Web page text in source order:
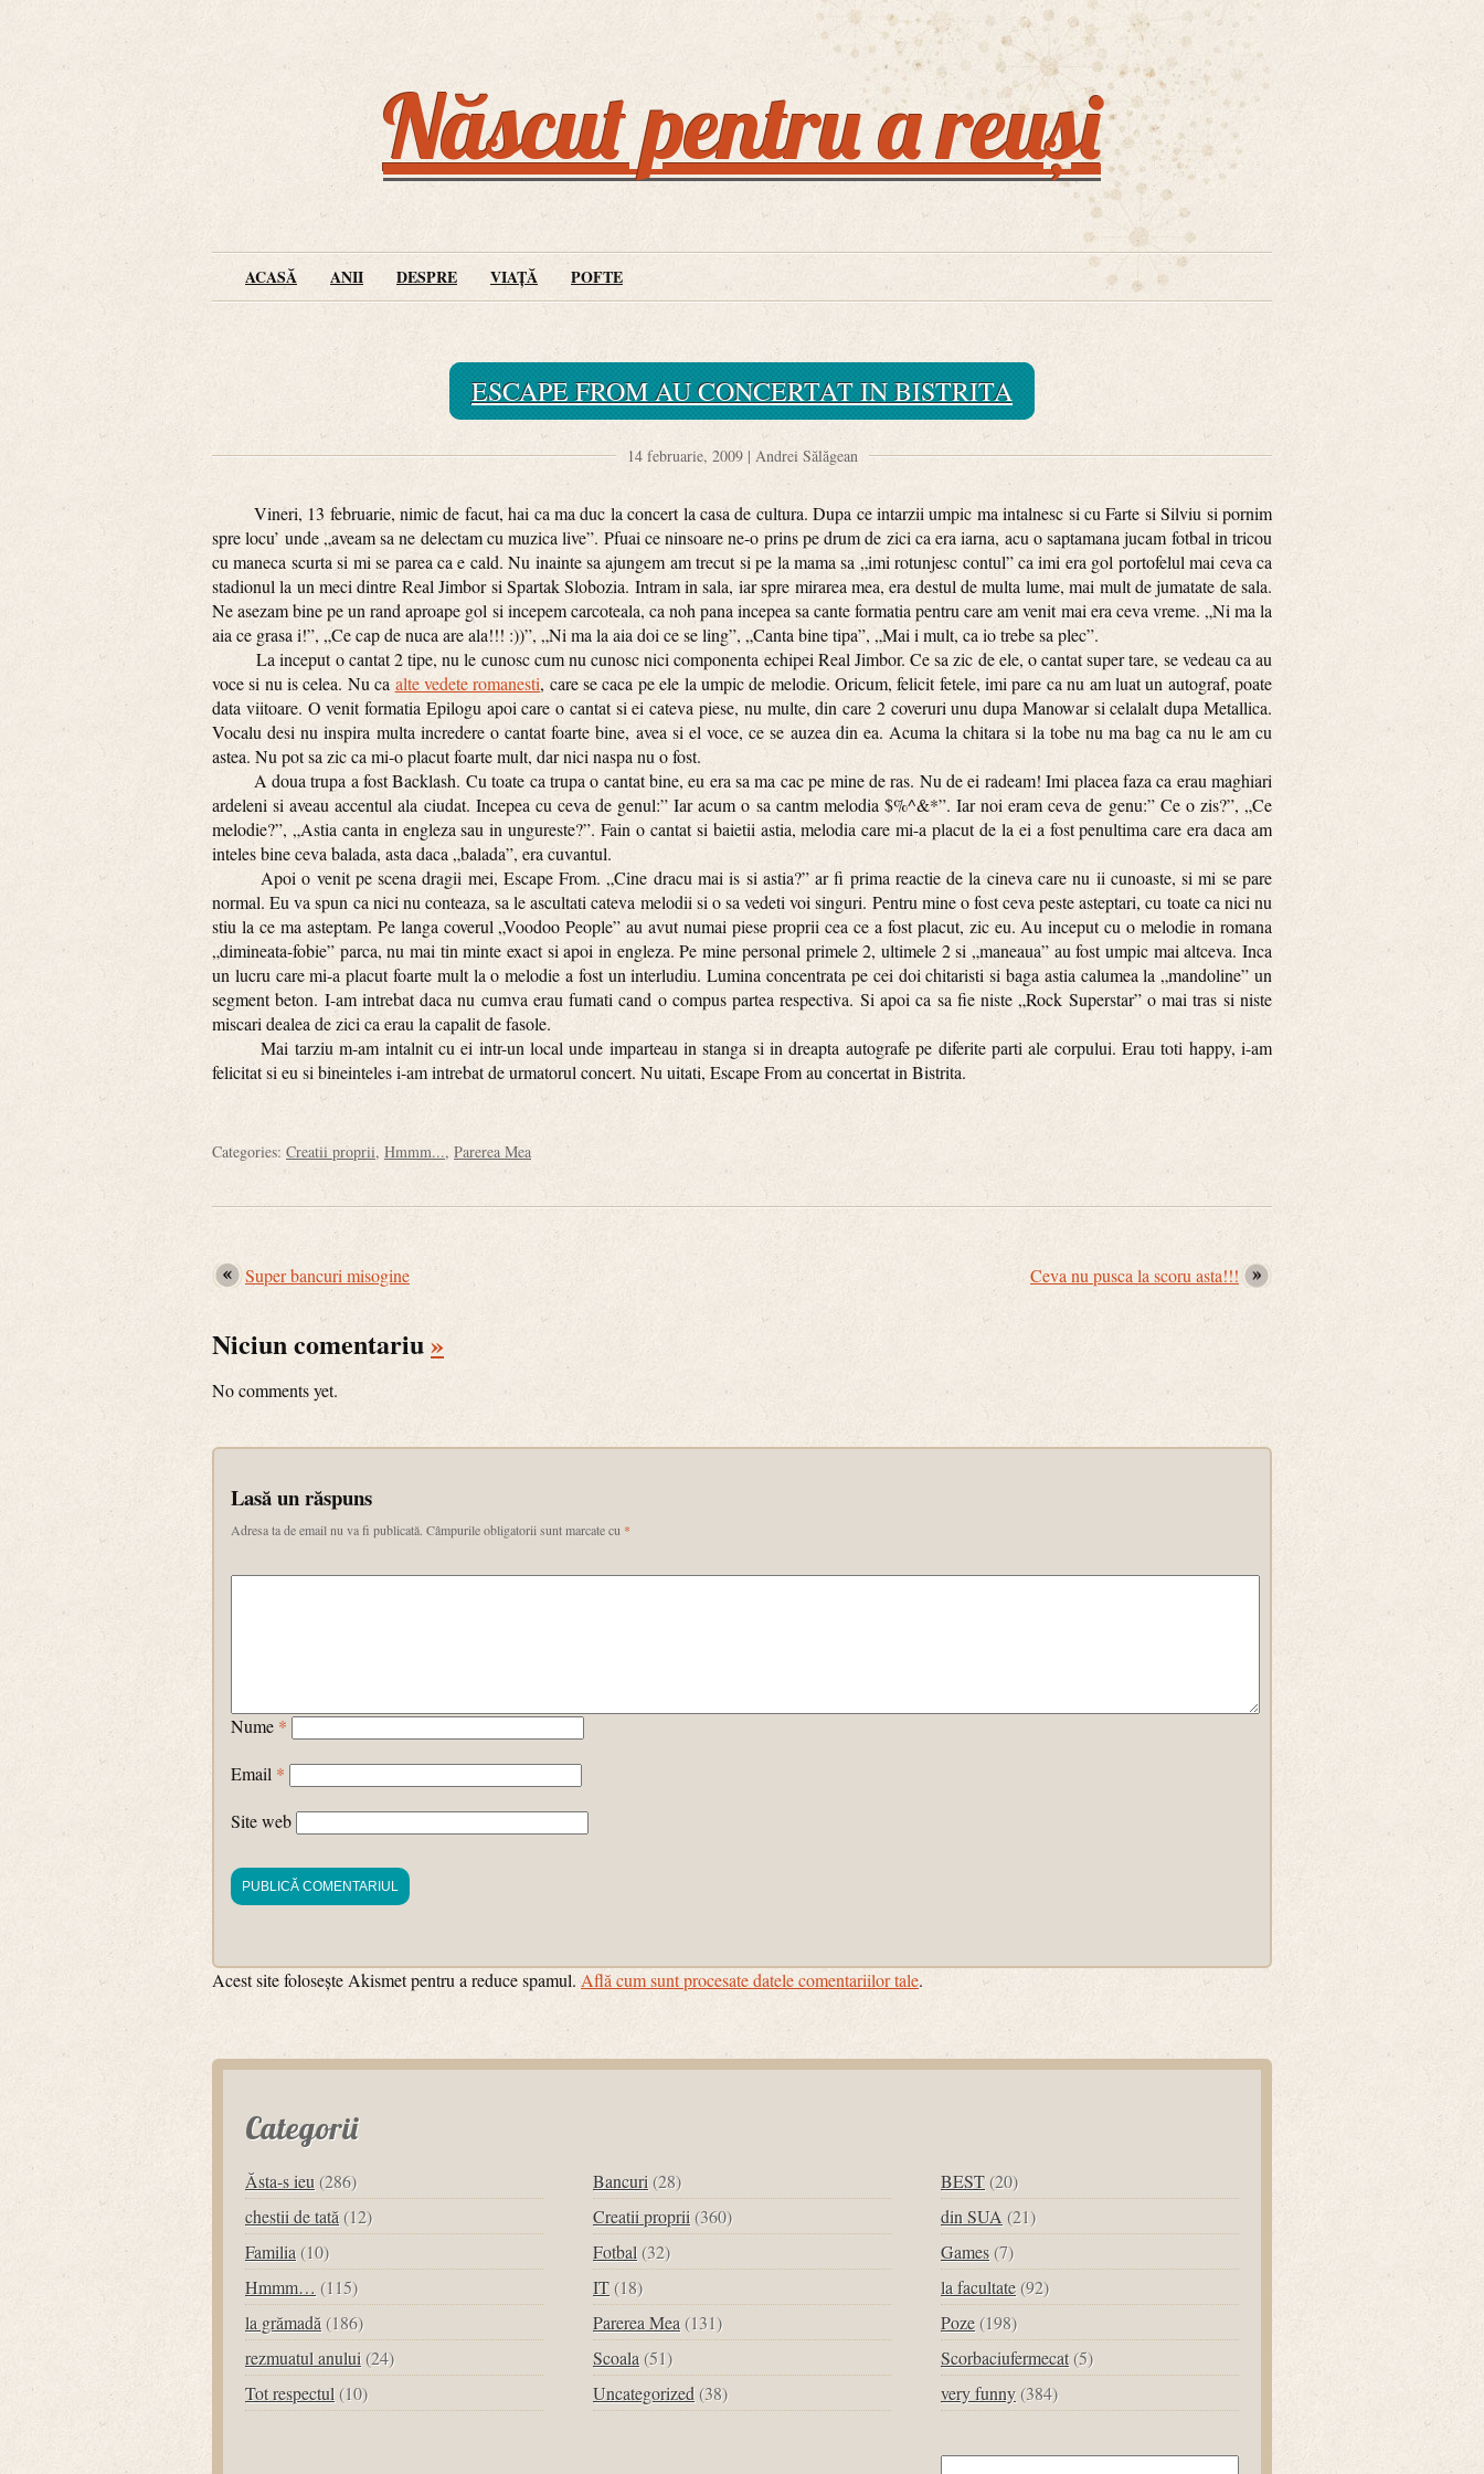
Născut pentru a reuși
ACASĂ ANII DESPRE VIAȚĂ POFTE
ESCAPE FROM AU CONCERTAT IN BISTRITA
14 februarie, 2009 | Andrei Sălăgean
Vineri, 13 februarie, nimic de facut, hai ca ma duc la concert la casa de cultura. Dupa ce intarzii umpic ma intalnesc si cu Farte si Silviu si pornim
spre locu’ unde „aveam sa ne delectam cu muzica live”. Pfuai ce ninsoare ne-o prins pe drum de zici ca era iarna, acu o saptamana jucam fotbal in tricou
cu maneca scurta si mi se parea ca e cald. Nu inainte sa ajungem am trecut si pe la mama sa „imi rotunjesc contul” ca imi era gol portofelul mai ceva ca
stadionul la un meci dintre Real Jimbor si Spartak Slobozia. Intram in sala, iar spre mirarea mea, era destul de multa lume, mai mult de jumatate de sala.
Ne asezam bine pe un rand aproape gol si incepem carcoteala, ca noh pana incepea sa cante formatia pentru care am venit mai era ceva vreme. „Ni ma la
aia ce grasa i!”, „Ce cap de nuca are ala!!! :))”, „Ni ma la aia doi ce se ling”, „Canta bine tipa”, „Mai i mult, ca io trebe sa plec”.
La inceput o cantat 2 tipe, nu le cunosc cum nu cunosc nici componenta echipei Real Jimbor. Ce sa zic de ele, o cantat super tare, se vedeau ca au
voce si nu is celea. Nu ca alte vedete romanesti, care se caca pe ele la umpic de melodie. Oricum, felicit fetele, imi pare ca nu am luat un autograf, poate
data viitoare. O venit formatia Epilogu apoi care o cantat si ei cateva piese, nu multe, din care 2 coveruri unu dupa Manowar si celalalt dupa Metallica.
Vocalu desi nu inspira multa incredere o cantat foarte bine, avea si el voce, ce se auzea din ea. Acuma la chitara si la tobe nu ma bag ca nu le am cu
astea. Nu pot sa zic ca mi-o placut foarte mult, dar nici naspa nu o fost.
A doua trupa a fost Backlash. Cu toate ca trupa o cantat bine, eu era sa ma cac pe mine de ras. Nu de ei radeam! Imi placea faza ca erau maghiari
ardeleni si aveau accentul ala ciudat. Incepea cu ceva de genul:” Iar acum o sa cantm melodia $%^&*”. Iar noi eram ceva de genu:” Ce o zis?”, „Ce
melodie?”, „Astia canta in engleza sau in ungureste?”. Fain o cantat si baietii astia, melodia care mi-a placut de la ei a fost penultima care era daca am
inteles bine ceva balada, asta daca „balada”, era cuvantul.
Apoi o venit pe scena dragii mei, Escape From. „Cine dracu mai is si astia?” ar fi prima reactie de la cineva care nu ii cunoaste, si mi se pare
normal. Eu va spun ca nici nu conteaza, sa le ascultati cateva melodii si o sa vedeti voi singuri. Pentru mine o fost ceva peste asteptari, cu toate ca nici nu
stiu la ce ma asteptam. Pe langa coverul „Voodoo People” au avut numai piese proprii cea ce a fost placut, zic eu. Au inceput cu o melodie in romana
„dimineata-fobie” parca, nu mai tin minte exact si apoi in engleza. Pe mine personal primele 2, ultimele 2 si „maneaua” au fost umpic mai altceva. Inca
un lucru care mi-a placut foarte mult la o melodie a fost un interludiu. Lumina concentrata pe cei doi chitaristi si baga astia calumea la „mandoline” un
segment beton. I-am intrebat daca nu cumva erau fumati cand o compus partea respectiva. Si apoi ca sa fie niste „Rock Superstar” o mai tras si niste
miscari dealea de zici ca erau la capalit de fasole.
Mai tarziu m-am intalnit cu ei intr-un local unde imparteau in stanga si in dreapta autografe pe diferite parti ale corpului. Erau toti happy, i-am
felicitat si eu si bineinteles i-am intrebat de urmatorul concert. Nu uitati, Escape From au concertat in Bistrita.
Categories: Creatii proprii, Hmmm..., Parerea Mea
Super bancuri misogine Ceva nu pusca la scoru asta!!!
Niciun comentariu»
No comments yet.
Lasă un răspuns
Adresa ta de email nu va fi publicată. Câmpurile obligatorii sunt marcate cu *
Nume *
Email *
Site web
Acest site folosește Akismet pentru a reduce spamul. Află cum sunt procesate datele comentariilor tale.
Categorii
Ăsta-s ieu (286) Bancuri (28) BEST (20)
chestii de tată (12) Creatii proprii (360) din SUA (21)
Familia (10) Fotbal (32) Games (7)
Hmmm… (115) IT (18) la facultate (92)
la grămadă (186) Parerea Mea (131) Poze (198)
rezmuatul anului (24) Scoala (51) Scorbaciufermecat(5)
Tot respectul (10) Uncategorized (38) very funny (384)